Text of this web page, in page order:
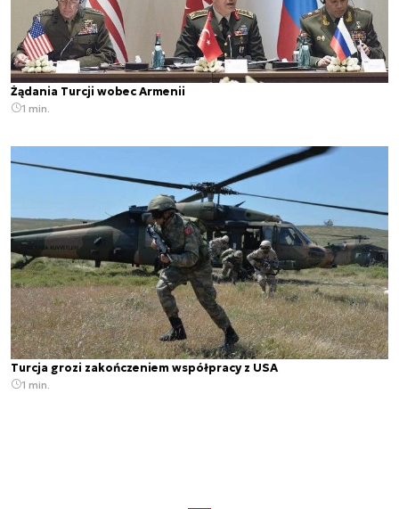
Żądania Turcji wobec Armenii
1 min.
Turcja grozi zakończeniem współpracy z USA
1 min.